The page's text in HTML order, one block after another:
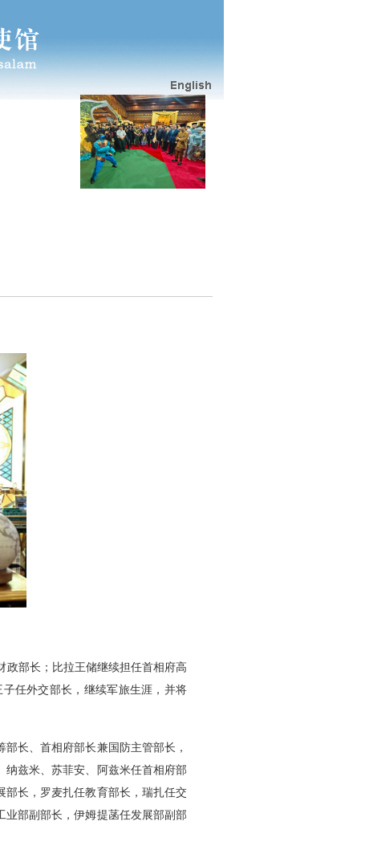
部长；比拉王储继续担任首相府高
任外交部长，继续军旅生涯，并将
长、首相府部长兼国防主管部长，
兹米、苏菲安、阿兹米任首相府部
部长，罗麦扎任教育部长，瑞扎任交
部副部长，伊姆提菡任发展部副部